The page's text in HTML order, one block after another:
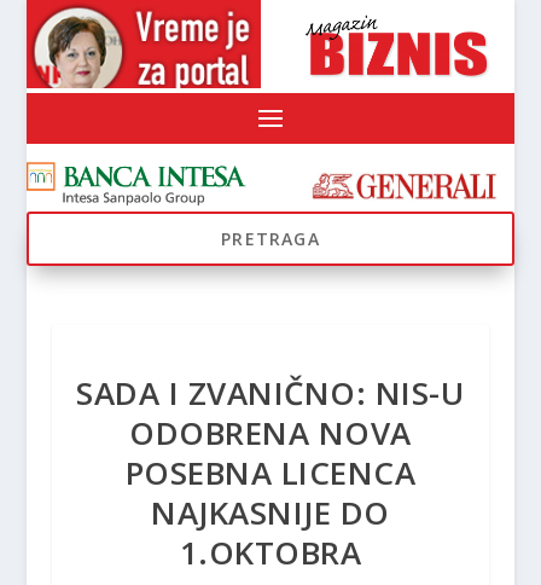
SADA I ZVANIČNO: NIS-U
ODOBRENA NOVA
POSEBNA LICENCA
NAJKASNIJE DO
1.OKTOBRA